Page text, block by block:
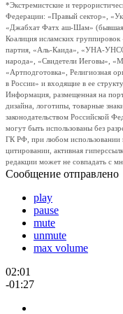
*Экстремистские и
Федерации: «Правый сектор»,
«Джабхат Фатх аш-Шам»
Коалиция исламских
партия, «Аль-Каида», «УНА-
народа», «Свидетели Иеговы»,
«Артподготовка», Религиозная
в России» и входящие в ее
Информация, размещенная на
дизайна, логотипы, товарные
законодательством Российской
могут быть использованы без
ГК РФ, при любом использовании
цитировании, активная
редакции может не совпадать с
Сообщение отправлено
play
pause
mute
unmute
max volume
02:01
-01:27